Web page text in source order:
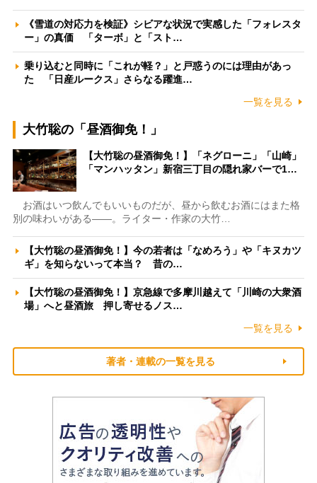
《雪道の対応力を検証》シビアな状況で実感した「フォレスタ
ー」の真価 「ターボ」と「スト…
乗り込むと同時に「これが軽？」と戸惑うのには理由があっ
た 「日産ルークス」さらなる躍進…
一覧を見る
大竹聡の「昼酒御免！」
【大竹聡の昼酒御免！】「ネグローニ」「山崎」
「マンハッタン」新宿三丁目の隠れ家バーで1…
お酒はいつ飲んでもいいものだが、昼から飲むお酒にはまた格
別の味わいがある――。ライター・作家の大竹…
【大竹聡の昼酒御免！】今の若者は「なめろう」や「キヌカツ
ギ」を知らないって本当？ 昔の…
【大竹聡の昼酒御免！】京急線で多摩川越えて「川崎の大衆酒
場」へと昼酒旅 押し寄せるノス…
一覧を見る
著者・連載の一覧を見る